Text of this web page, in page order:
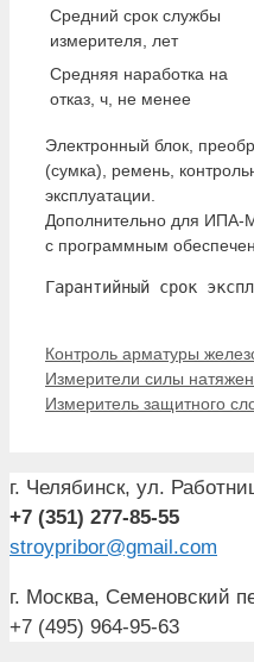
Средний срок службы
измерителя, лет
Средняя наработка на
отказ, ч, не менее
Электронный блок,
(сумка), ремень,
эксплуатации.
Дополнительно для ИПА-
с программным
Гарантийный срок
Рубрики
Контроль арматуры
Измерители силы
Измеритель защитного
г. Челябинск, ул.
+7 (351) 277-85-55
stroypribor@gmail.com
г. Москва, Семеновский
+7 (495) 964-95-63